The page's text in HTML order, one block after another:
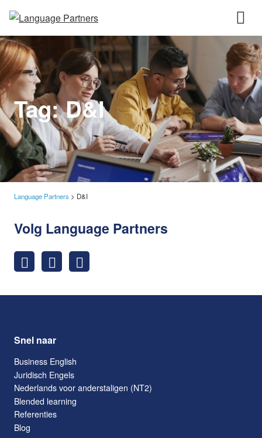
Tag:D&I
Language Partners > D&I
Volg Language Partners
Snel naar
Business English
Juridisch Engels
Nederlands voor anderstaligen (NT2)
Blended learning
Referenties
Blog